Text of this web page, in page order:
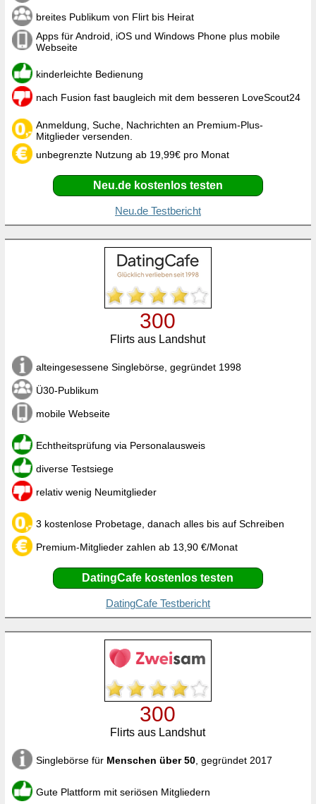
breites Publikum von Flirt bis Heirat
Apps für Android, iOS und Windows Phone plus mobile
Webseite
kinderleichte Bedienung
nach Fusion fast baugleich mit dem besseren LoveScout24
Anmeldung, Suche, Nachrichten an Premium-Plus-
Mitglieder versenden.
unbegrenzte Nutzung ab 19,99€ pro Monat
Neu.de kostenlos testen
Neu.de Testbericht
300
Flirts aus Landshut
alteingesessene Singlebörse, gegründet 1998
Ü30-Publikum
mobile Webseite
Echtheitsprüfung via Personalausweis
diverse Testsiege
relativ wenig Neumitglieder
3 kostenlose Probetage, danach alles bis auf Schreiben
Premium-Mitglieder zahlen ab 13,90 €/Monat
DatingCafe kostenlos testen
DatingCafe Testbericht
300
Flirts aus Landshut
Singlebörse für Menschen über 50 , gegründet 2017
Gute Plattform mit seriösen Mitgliedern